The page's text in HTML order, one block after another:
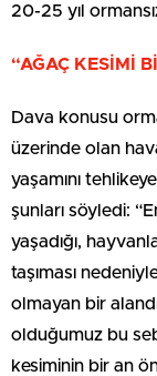
20-25 yıl
“AĞAÇ KESİMİ
Dava konusu
üzerinde olan
yaşamını
şunları söyledi:
yaşadığı,
taşıması
olmayan bir
olduğumuz bu
kesiminin bir an